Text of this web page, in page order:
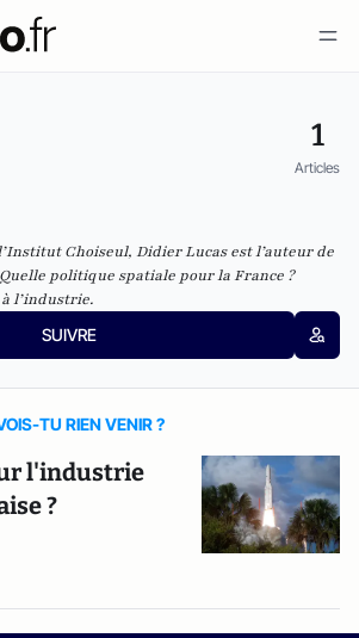
1
Articles
Choiseul, Didier Lucas est l’auteur de
Quelle politique spatiale pour la France ?
l’industrie.
SUIVRE
TU RIEN VENIR ?
l'industrie
?